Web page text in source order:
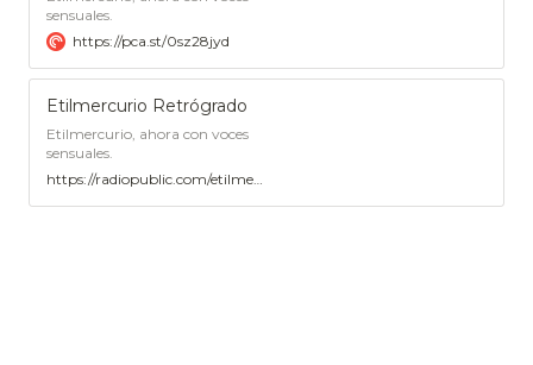
sensuales.
https://pca.st/0sz28jyd
Etilmercurio Retrógrado
Etilmercurio, ahora con voces
sensuales.
https://radiopublic.com/etilmercurio-retrgrado-6nld0y